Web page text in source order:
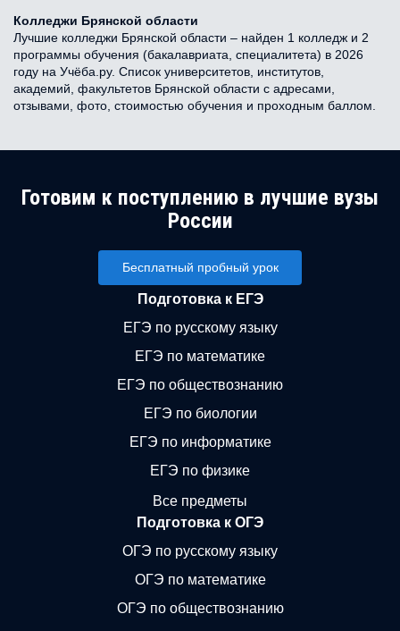
Колледжи Брянской области
Лучшие колледжи Брянской области – найден 1 колледж и 2
программы обучения (бакалавриата, специалитета) в 2026
году на Учёба.ру. Список университетов, институтов,
академий, факультетов Брянской области с адресами,
отзывами, фото, стоимостью обучения и проходным баллом.
Готовим к поступлению в лучшие вузы
России
Бесплатный пробный урок
Подготовка к ЕГЭ
ЕГЭ по русскому языку
ЕГЭ по математике
ЕГЭ по обществознанию
ЕГЭ по биологии
ЕГЭ по информатике
ЕГЭ по физике
Все предметы
Подготовка к ОГЭ
ОГЭ по русскому языку
ОГЭ по математике
ОГЭ по обществознанию